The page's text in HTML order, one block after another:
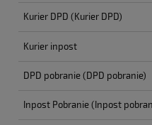
Kurier DPD (Kurier DPD)
Kurier inpost
DPD pobranie(DPD pobranie)
Inpost Pobranie(Inpost